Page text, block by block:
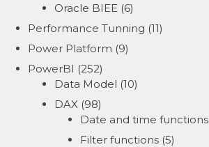
Oracle BIEE (6)
Performance Tunning (11)
Power Platform (9)
PowerBI (252)
Data Model (10)
DAX (98)
Date and time functions
Filter functions (5)